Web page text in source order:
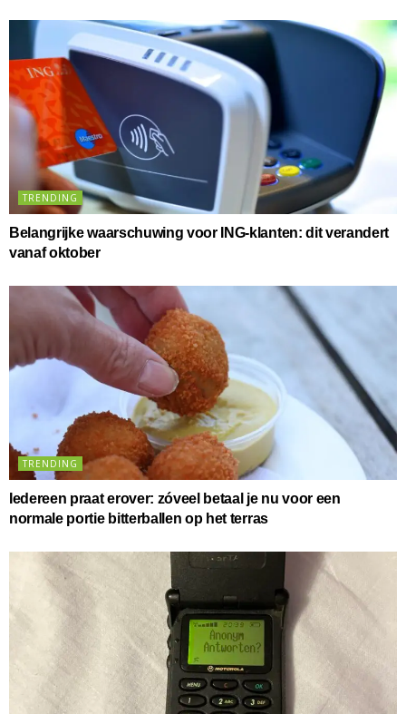
TRENDING
Belangrijke waarschuwing voor ING-klanten: dit verandert
vanaf oktober
TRENDING
Iedereen praat erover: zóveel betaal je nu voor een
normale portie bitterballen op het terras